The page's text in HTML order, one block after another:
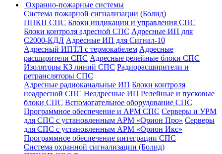
Охранно-пожарные системы
Система пожарной сигнализации (Болид)
ППКП СПС Блоки индикации и управления СПС
Блоки контроля адресной СПС Адресные ИП для
С2000-КДЛ Адресные ИП для Сигнал-10
Адресный ИПТЛ с термокабелем Адресные
расширители СПС Адресные релейные блоки СПС
Изоляторы КЗ линий СПС Радиорасширители и
ретрансляторы СПС
Адресные радиоканальные ИП Блоки контроля
неадресной СПС Неадресные ИП Релейные и пусковые
блоки СПС Вспомогательное оборудование СПС
Программное обеспечение и АРМ СПС Серверы и УРМ
для СПС с установленным АРМ «Орион Про» Серверы
для СПС с установленным АРМ «Орион Икс»
Программное обеспечение интеграции СПС
Система охранной сигнализации (Болид)